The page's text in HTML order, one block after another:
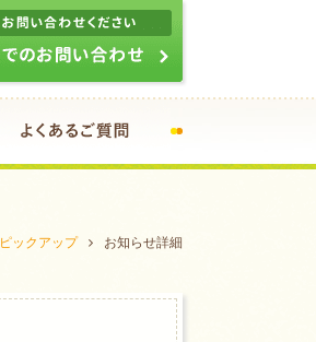
ピックアップ お知らせ詳細